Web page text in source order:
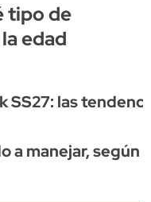
tipo de
edad
SS27: las
a manejar, según